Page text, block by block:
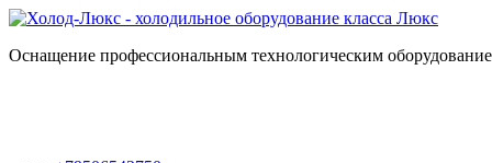
Оснащение профессиональным технологическим